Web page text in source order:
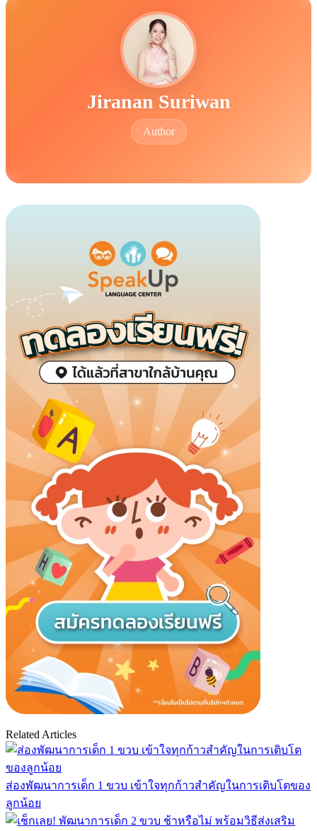
Jiranan Suriwan
Author
Related Articles
ส่องพัฒนาการเด็ก 1 ขวบ เข้าใจทุกก้าวสำคัญในการเติบโตของ
ลูกน้อย